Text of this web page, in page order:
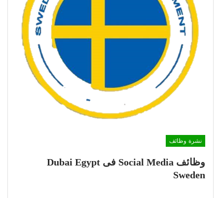
نشرة وظائف
وظائف Social Media فى Dubai Egypt
Sweden